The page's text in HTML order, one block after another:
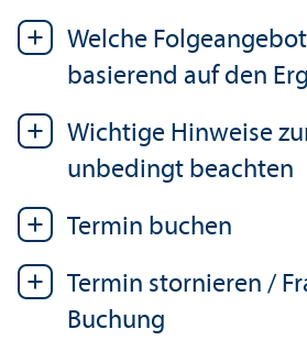
Welche
basierend auf den
Wichtige Hinweise
unbedingt beachten
Termin buchen
Termin stornieren /
Buchung